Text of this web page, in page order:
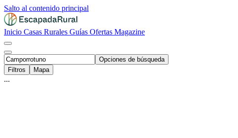
Salto al contenido principal
Inicio Casas Rurales Guías Ofertas Magazine
Opciones de búsqueda
Filtros
Mapa
...